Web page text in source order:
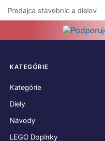
Predajca stavebníc a dielov
KATEGÓRIE
Kategórie
Diely
Návody
LEGO Doplnky